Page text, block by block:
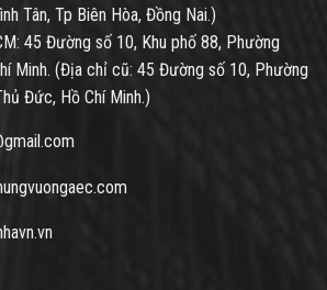
Tân, Tp Biên Hòa, Đồng Nai.)
45 Đường số 10, Khu phố 88, Phường
Minh. (Địa chỉ cũ: 45 Đường số 10, Phường
Đức, Hồ Chí Minh.)